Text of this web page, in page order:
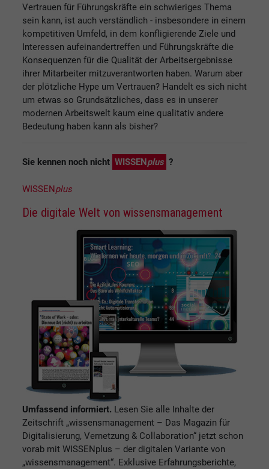
Vertrauen für Führungskräfte ein schwieriges Thema
sein kann, ist auch verständlich - insbesondere in einem
kompetitiven Umfeld, in dem konfligierende Ziele und
Interessen aufeinandertreffen und Führungskräfte die
Konsequenzen für die Qualität der Arbeitsergebnisse
ihrer Mitarbeiter mitzuverantworten haben. Warum aber
der plötzliche Hype um Vertrauen? Handelt es sich nicht
um etwas so Grundsätzliches, dass es in unserer
modernen Arbeitswelt kaum eine qualitativ andere
Bedeutung haben kann als bisher?
Sie kennen noch nicht WISSENplus ?
WISSENplus
Die digitale Welt von wissensmanagement
Umfassend informiert. Lesen Sie alle Inhalte der
Zeitschrift „wissensmanagement – Das Magazin für
Digitalisierung, Vernetzung & Collaboration“ jetzt schon
vorab mit WISSENplus – der digitalen Variante von
„wissensmanagement“. Exklusive Erfahrungsberichte,